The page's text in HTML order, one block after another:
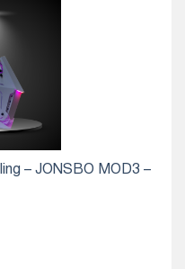
– JONSBO MOD3 –